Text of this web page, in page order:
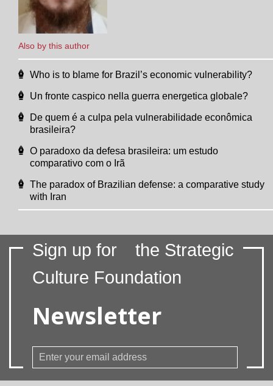
Also by this author
Who is to blame for Brazil’s economic vulnerability?
Un fronte caspico nella guerra energetica globale?
De quem é a culpa pela vulnerabilidade econômica
brasileira?
O paradoxo da defesa brasileira: um estudo
comparativo com o Irã
The paradox of Brazilian defense: a comparative study
with Iran
Sign up for
the Strategic
Culture Foundation
Newsletter